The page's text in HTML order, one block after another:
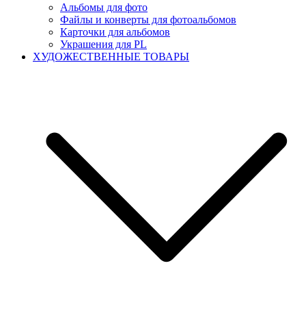
Альбомы для фото
Файлы и конверты для фотоальбомов
Карточки для альбомов
Украшения для PL
ХУДОЖЕСТВЕННЫЕ ТОВАРЫ